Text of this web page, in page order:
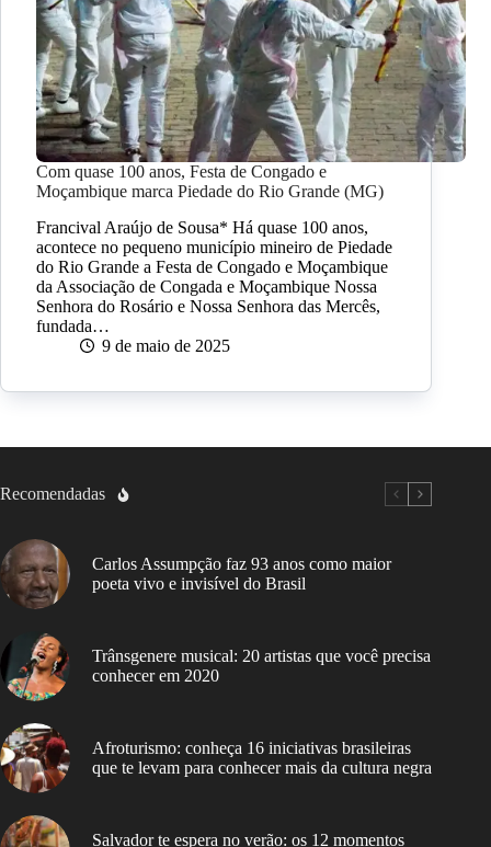
Com quase 100 anos, Festa de Congado e
Moçambique marca Piedade do Rio Grande (MG)
Francival Araújo de Sousa* Há quase 100 anos,
acontece no pequeno município mineiro de Piedade
do Rio Grande a Festa de Congado e Moçambique
da Associação de Congada e Moçambique Nossa
Senhora do Rosário e Nossa Senhora das Mercês,
fundada…
9 de maio de 2025
Recomendadas
Carlos Assumpção faz 93 anos como maior
poeta vivo e invisível do Brasil
Trânsgenere musical: 20 artistas que você precisa
conhecer em 2020
Afroturismo: conheça 16 iniciativas brasileiras
que te levam para conhecer mais da cultura negra
Salvador te espera no verão: os 12 momentos